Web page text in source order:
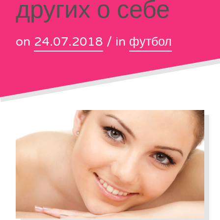
других о себе
on 24.07.2018 / in футбол